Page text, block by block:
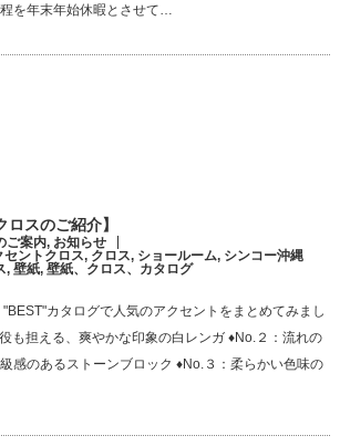
を年末年始休暇とさせて…
ロスのご紹介】
ご案内, お知らせ
セントクロス, クロス, ショールーム, シンコー沖縄
, 壁紙, 壁紙、クロス、カタログ
カタログで人気のアクセントをまとめてみまし
も担える、爽やかな印象の白レンガ ♦No.２：流れの
感のあるストーンブロック ♦No.３：柔らかい色味の